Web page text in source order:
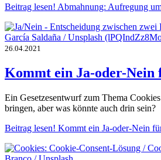
Beitrag lesen! Abmahnung: Aufregung
26.04.2021
Kommt ein Ja-oder-Nein
Ein Gesetzesentwurf zum Thema
bringen, aber was könnte auch drin sein?
Beitrag lesen! Kommt ein Ja-oder-Nein